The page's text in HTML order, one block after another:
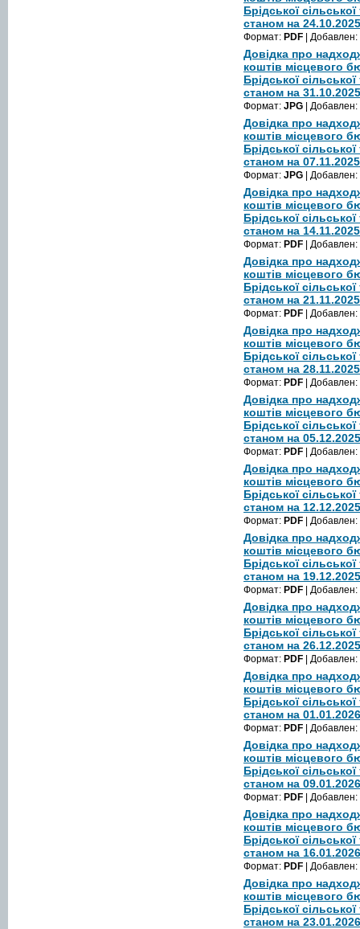
Брідської
станом на 24.10.2025
Формат: PDF | Добавлен:
Довідка про
коштів місцевого
Брідської
станом на 31.10.2025
Формат: JPG | Добавлен:
Довідка про
коштів місцевого
Брідської
станом на 07.11.2025
Формат: JPG | Добавлен:
Довідка про
коштів місцевого
Брідської
станом на 14.11.2025
Формат: PDF | Добавлен:
Довідка про
коштів місцевого
Брідської
станом на 21.11.2025
Формат: PDF | Добавлен:
Довідка про
коштів місцевого
Брідської
станом на 28.11.2025
Формат: PDF | Добавлен:
Довідка про
коштів місцевого
Брідської
станом на 05.12.2025
Формат: PDF | Добавлен:
Довідка про
коштів місцевого
Брідської
станом на 12.12.2025
Формат: PDF | Добавлен:
Довідка про
коштів місцевого
Брідської
станом на 19.12.2025
Формат: PDF | Добавлен:
Довідка про
коштів місцевого
Брідської
станом на 26.12.2025
Формат: PDF | Добавлен:
Довідка про
коштів місцевого
Брідської
станом на 01.01.2026
Формат: PDF | Добавлен:
Довідка про
коштів місцевого
Брідської
станом на 09.01.2026
Формат: PDF | Добавлен:
Довідка про
коштів місцевого
Брідської
станом на 16.01.2026
Формат: PDF | Добавлен:
Довідка про
коштів місцевого
Брідської
станом на 23.01.2026